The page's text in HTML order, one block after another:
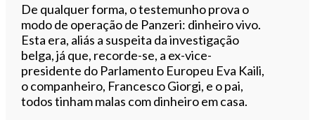
De qualquer forma, o testemunho prova o
modo de operação de Panzeri: dinheiro vivo.
Esta era, aliás a suspeita da investigação
belga, já que, recorde-se, a ex-vice-
presidente do Parlamento Europeu Eva Kaili,
o companheiro, Francesco Giorgi, e o pai,
todos tinham malas com dinheiro em casa.